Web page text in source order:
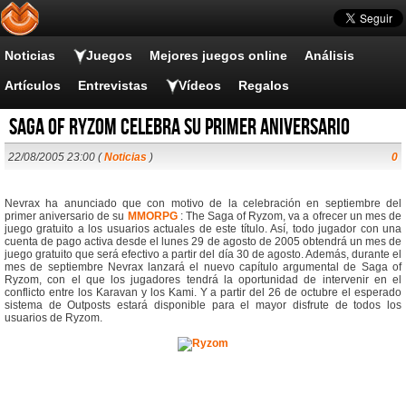
Noticias Juegos Mejores juegos online Análisis
Artículos Entrevistas Vídeos Regalos
Saga of Ryzom celebra su primer aniversario
22/08/2005 23:00 (Noticias ) 0
Nevrax ha anunciado que con motivo de la celebración en septiembre del
primer aniversario de su MMORPG: The Saga of Ryzom, va a ofrecer un mes de
juego gratuito a los usuarios actuales de este título. Así, todo jugador con una
cuenta de pago activa desde el lunes 29 de agosto de 2005 obtendrá un mes de
juego gratuito que será efectivo a partir del día 30 de agosto. Además, durante el
mes de septiembre Nevrax lanzará el nuevo capítulo argumental de Saga of
Ryzom, con el que los jugadores tendrá la oportunidad de intervenir en el
conflicto entre los Karavan y los Kami. Y a partir del 26 de octubre el esperado
sistema de Outposts estará disponible para el mayor disfrute de todos los
usuarios de Ryzom.